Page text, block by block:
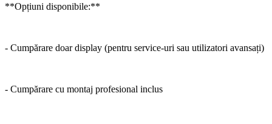
**Opțiuni disponibile:**
- Cumpărare doar display (pentru service-uri sau utilizatori avansați)
- Cumpărare cu montaj profesional inclus